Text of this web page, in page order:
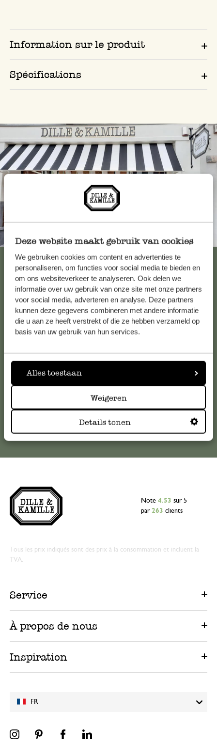
Deze website maakt gebruik van cookies
We gebruiken cookies om content en advertenties te
personaliseren, om functies voor social media te bieden en
om ons websiteverkeer te analyseren. Ook delen we
informatie over uw gebruik van onze site met onze partners
voor social media, adverteren en analyse. Deze partners
kunnen deze gegevens combineren met andere informatie
die u aan ze heeft verstrekt of die ze hebben verzameld op
basis van uw gebruik van hun services.
Alles toestaan
Weigeren
Details tonen
Information sur le produit
Spécifications
Toujours à proximité
Voir les 62 magasins
Service clientèle
Pour toute question ou demande de conseil ou d’aide,
veuillez contacter notre service clientèle. Ou retrouvez ici
serviceclientele@dille-kamille.com
Service client en ligne
FR
Note 4.53 sur 5
par 263 clients
Tous les prix indiqués sont des prix à la consommation et incluent la
TVA.
Service
À propos de nous
Inspiration